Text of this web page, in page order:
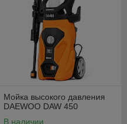
Мойка высокого давления
DAEWOO DAW 450
В наличии